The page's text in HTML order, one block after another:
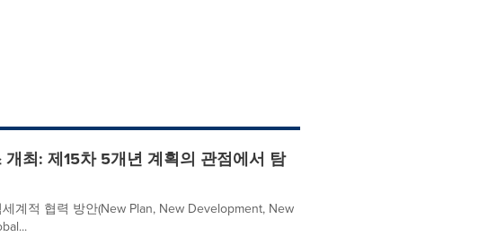
최: 제15차 5개년 계획의 관점에서 탐
계적 협력 방안(New Plan, New Development, New